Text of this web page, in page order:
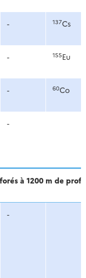
- 137Cs
- 155Eu
- 60Co
-
à 1200 m de
-